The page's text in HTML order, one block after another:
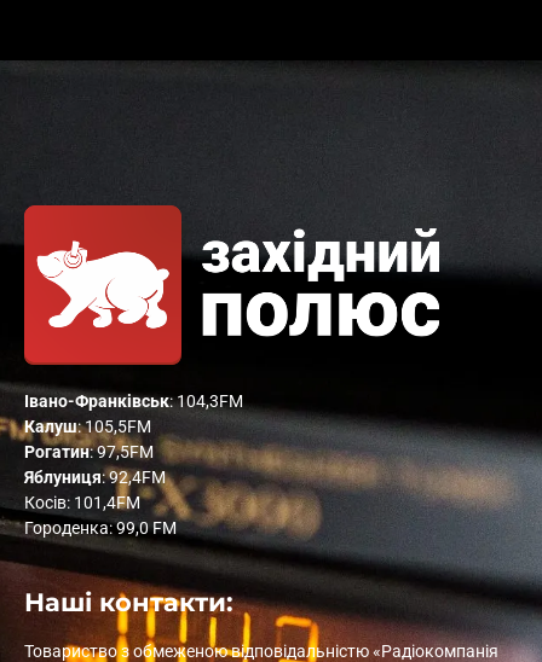
Івано-Франківськ: 104,3FM
Калуш: 105,5FM
Рогатин: 97,5FM
Яблуниця: 92,4FM
Косів: 101,4FM
Городенка: 99,0 FM
Наші контакти:
Товариство з обмеженою відповідальністю «Радіокомпанія